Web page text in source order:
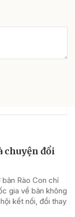
chuyện đổi
Rào Con chỉ
gia về bản không
kết nối, đổi thay